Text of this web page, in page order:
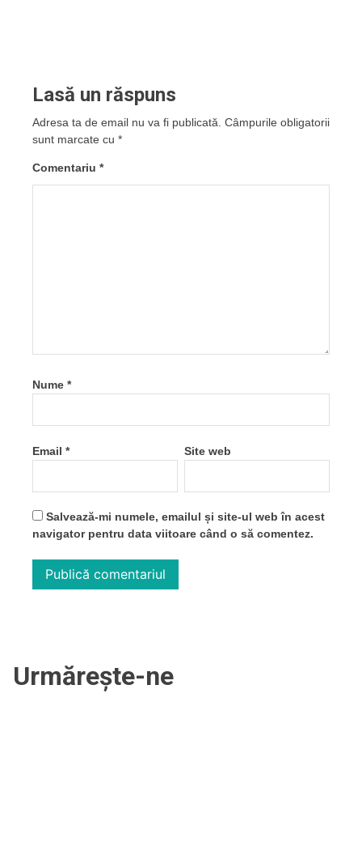
Lasă un răspuns
Adresa ta de email nu va fi publicată. Câmpurile obligatorii
sunt marcate cu *
Comentariu *
Nume *
Email * Site web
Salvează-mi numele, emailul și site-ul web în acest
navigator pentru data viitoare când o să comentez.
Urmărește-ne